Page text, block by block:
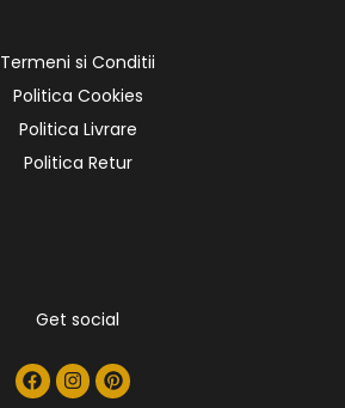
Termeni si Conditii
Politica Cookies
Politica Livrare
Politica Retur
Get social